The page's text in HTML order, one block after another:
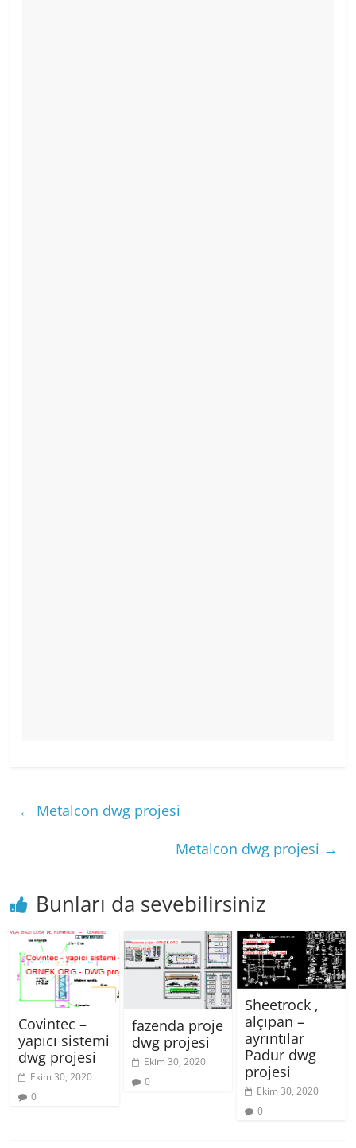
← Metalcon dwg projesi
Metalcon dwg projesi →
Bunları da sevebilirsiniz
Covintec –
yapıcı sistemi
dwg projesi
Ekim 30, 2020
0
fazenda proje
dwg projesi
Ekim 30, 2020
0
Sheetrock ,
alçıpan –
ayrıntılar
Padur dwg
projesi
Ekim 30, 2020
0